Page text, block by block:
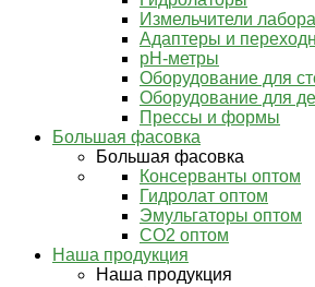
Измельчители
Адаптеры и
pH-метры
Оборудование для
Оборудование для
Прессы и формы
Большая фасовка
Большая фасовка
Консерванты оптом
Гидролат оптом
Эмульгаторы оптом
СО2 оптом
Наша продукция
Наша продукция